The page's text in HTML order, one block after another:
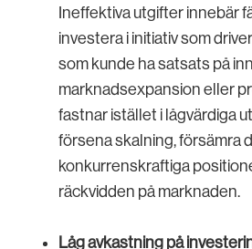
Ineffektiva utgifter innebär
investera i initiativ som
som kunde ha satsats på
marknadsexpansion eller
fastnar istället i lågvärdiga
försena skalning, försämra
konkurrenskraftiga
räckvidden på marknaden.
Låg avkastning på